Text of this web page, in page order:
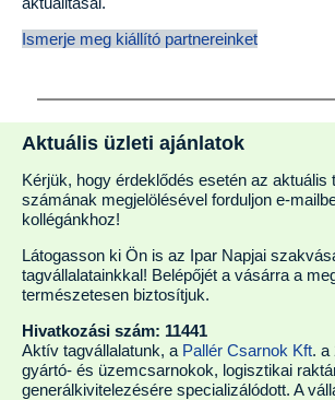
Ismerje meg kiállító partnereinket
Aktuális üzleti ajánlatok
Kérjük, hogy érdeklődés esetén az aktuális
számának megjelölésével forduljon e-
kollégánkhoz!
Látogasson ki Ön is az Ipar Napjai
tagvállalatainkkal! Belépőjét a vásárra a
természetesen biztosítjuk.
Hivatkozási szám: 11441
Aktív tagvállalatunk, a Pallér Csarnok Kft. a
gyártó- és üzemcsarnokok, logisztikai
generálkivitelezésére specializálódott. A